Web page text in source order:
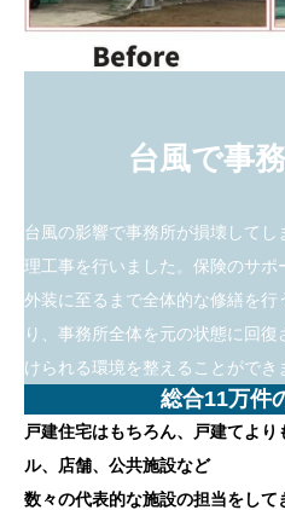
台風で事
台風の影響で事務所が損壊して
理工事を行いました。保険のサ
外装に至るまで全体的な修繕を行
り、事務所全体を元の状態に回
けられる環境を整えることができ
総合11万件
戸建住宅はもちろん、戸建てよ
ル、店舗、公共施設など
数々の代表的な施設の担当をし